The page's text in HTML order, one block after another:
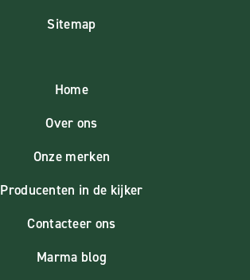
Sitemap
Home
Over ons
Onze merken
Producenten in de kijker
Contacteer ons
Marma blog